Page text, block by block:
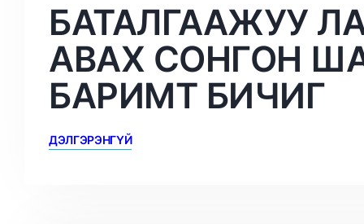
БАТАЛГААЖУУ
АВАХ СОНГОН
БАРИМТ БИЧИГ
ДЭЛГЭРЭНГҮЙ